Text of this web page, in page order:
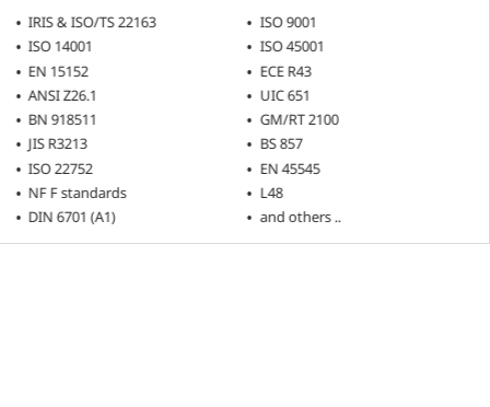
IRIS & ISO/TS 22163
ISO 9001
ISO 14001
ISO 45001
EN 15152
ECE R43
ANSI Z26.1
UIC 651
BN 918511
GM/RT 2100
JIS R3213
BS 857
ISO 22752
EN 45545
NF F standards
L48
DIN 6701 (A1)
and others ..